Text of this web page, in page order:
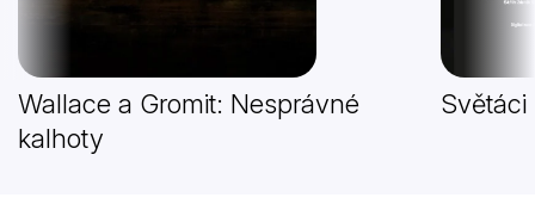
Wallace a Gromit: Nesprávné
kalhoty
Světáci